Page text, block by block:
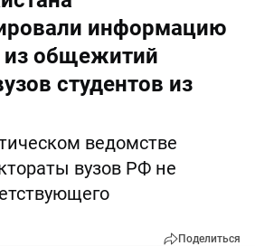
информацию
общежитий
студентов из
ведомстве
вузов РФ не
Поделиться